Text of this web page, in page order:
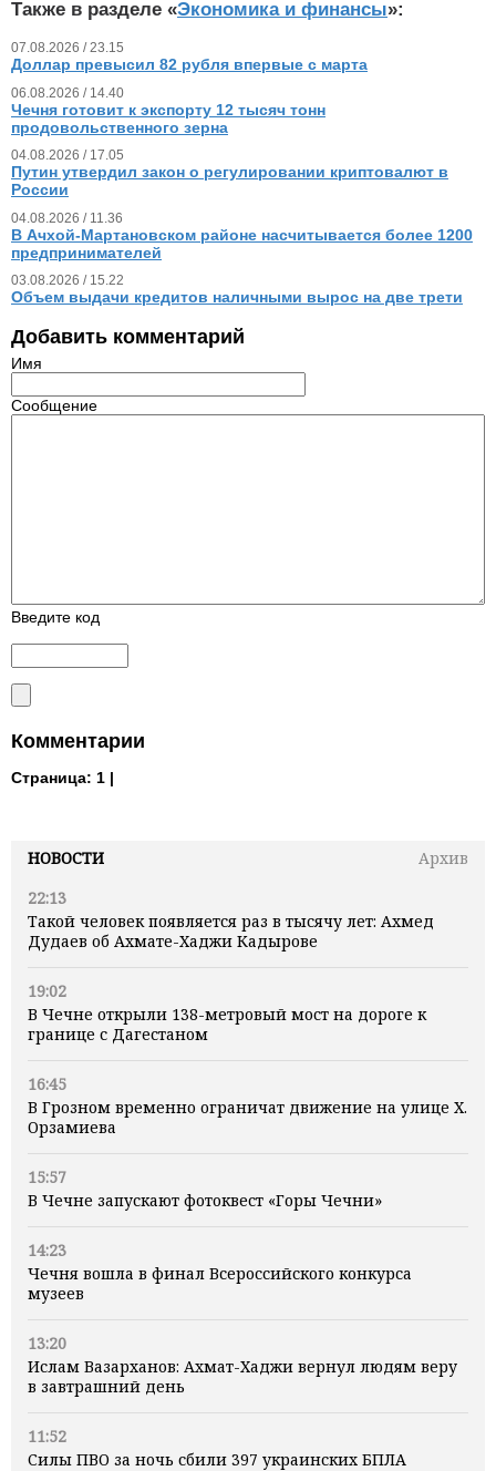
НОВОСТИ
Архив
22:13
Такой человек появляется раз в тысячу лет: Ахмед
Дудаев об Ахмате-Хаджи Кадырове
19:02
В Чечне открыли 138-метровый мост на дороге к
границе с Дагестаном
16:45
В Грозном временно ограничат движение на улице Х.
Орзамиева
15:57
В Чечне запускают фотоквест «Горы Чечни»
14:23
Чечня вошла в финал Всероссийского конкурса
музеев
13:20
Ислам Вазарханов: Ахмат-Хаджи вернул людям веру
в завтрашний день
11:52
Силы ПВО за ночь сбили 397 украинских БПЛА
Также в разделе «Экономика и финансы»:
07.08.2026 / 23.15
Доллар превысил 82 рубля впервые с марта
06.08.2026 / 14.40
Чечня готовит к экспорту 12 тысяч тонн
продовольственного зерна
04.08.2026 / 17.05
Путин утвердил закон о регулировании криптовалют в
России
04.08.2026 / 11.36
В Ачхой-Мартановском районе насчитывается более 1200
предпринимателей
03.08.2026 / 15.22
Объем выдачи кредитов наличными вырос на две трети
Добавить комментарий
Имя
Сообщение
Введите код
Комментарии
Страница: 1 |